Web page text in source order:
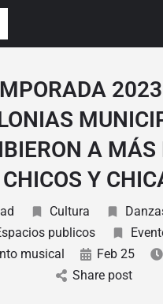
A MÁS
CHICOS Y
Cultura
publicos
musical
Feb 25
Share post